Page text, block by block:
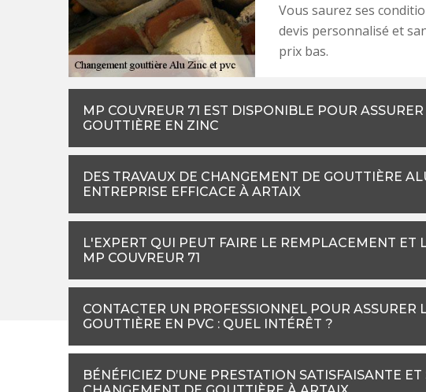
Vous saurez ses
devis personnalisé et
prix bas.
MP COUVREUR 71 EST DISPONIBLE POUR
GOUTTIÈRE EN ZINC
DES TRAVAUX DE CHANGEMENT DE GOUTTIÈRE
ENTREPRISE EFFICACE À ARTAIX
L'EXPERT QUI PEUT FAIRE LE REMPLACEMENT ET
MP COUVREUR 71
CONTACTER UN PROFESSIONNEL POUR ASSURER
GOUTTIÈRE EN PVC : QUEL INTÉRÊT ?
BÉNÉFICIEZ D’UNE PRESTATION SATISFAISANTE